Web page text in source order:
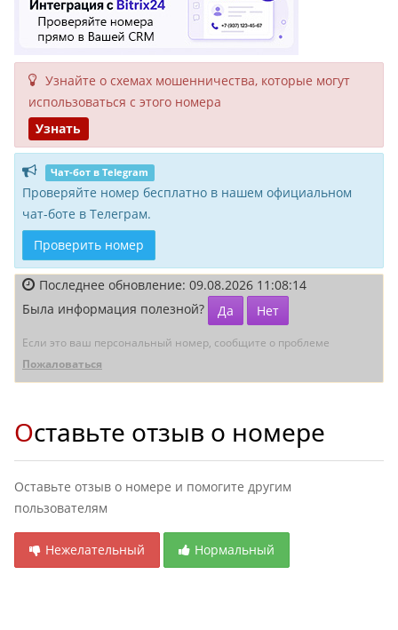
Узнайте о схемах мошенни­чества, кото­рые могут
исполь­зоваться с этого номера
Узнать
Чат-бот в Telegram
Проверяйте номер бесплатно в нашем официальном
чат-боте в Телеграм.
Проверить номер
Последнее обновление: 09.08.2026 11:08:14
Была информация полезной?
Да Нет
Если это ваш персональный номер, сообщите о проблеме
Пожаловаться
Оставьте отзыв о номере
Оставьте отзыв о номере и помогите другим
пользователям
Нежелательный Нормальный